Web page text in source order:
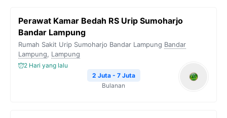
o
k
e
r
a
m
A
i
Perawat Kamar Bedah RS Urip Sumoharjo
Bandar Lampung
Rumah Sakit Urip Sumoharjo Bandar Lampung Bandar
Lampung, Lampung
2 Hari yang lalu
2 Juta - 7 Juta
Bulanan